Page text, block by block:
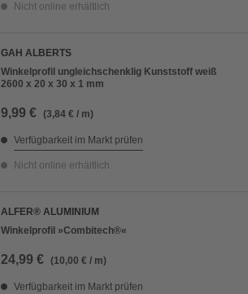
Nicht online erhältlich
GAH ALBERTS
Winkelprofil ungleichschenklig Kunststoff weiß
2600 x 20 x 30 x 1 mm
9,99 € (3,84 € / m)
Verfügbarkeit im Markt prüfen
Nicht online erhältlich
ALFER® ALUMINIUM
Winkelprofil »Combitech®«
24,99 € (10,00 € / m)
Verfügbarkeit im Markt prüfen